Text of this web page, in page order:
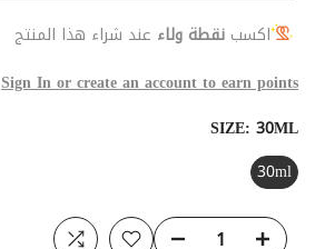
اكسب نقطة ولاء عند شراء هذا المنتج
Sign In or create an account to earn points
SIZE: 30ML
30ml